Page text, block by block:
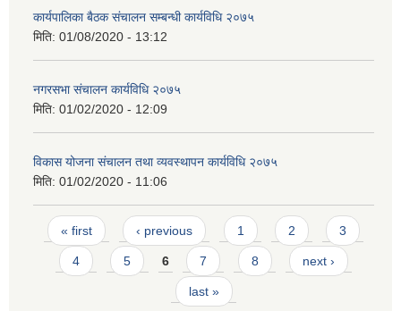
कार्यपालिका बैठक संचालन सम्बन्धी कार्यविधि २०७५
मिति: 01/08/2020 - 13:12
नगरसभा संचालन कार्यविधि २०७५
मिति: 01/02/2020 - 12:09
विकास योजना संचालन तथा व्यवस्थापन कार्यविधि २०७५
मिति: 01/02/2020 - 11:06
Pages
« first ‹ previous 1 2 3
4 5 6 7 8 next ›
last »